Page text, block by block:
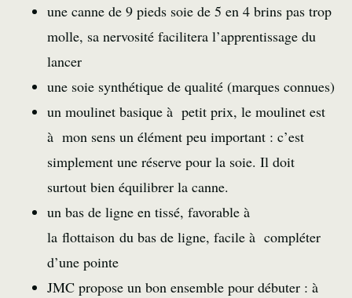
une canne de 9 pieds soie de 5 en 4 brins pas trop
molle, sa nervosité facilitera l’apprentissage du
lancer
une soie synthétique de qualité (marques connues)
un moulinet basique à petit prix, le moulinet est
à mon sens un élément peu important : c’est
simplement une réserve pour la soie. Il doit
surtout bien équilibrer la canne.
un bas de ligne en tissé, favorable à
la flottaison du bas de ligne, facile à compléter
d’une pointe
JMC propose un bon ensemble pour débuter : à